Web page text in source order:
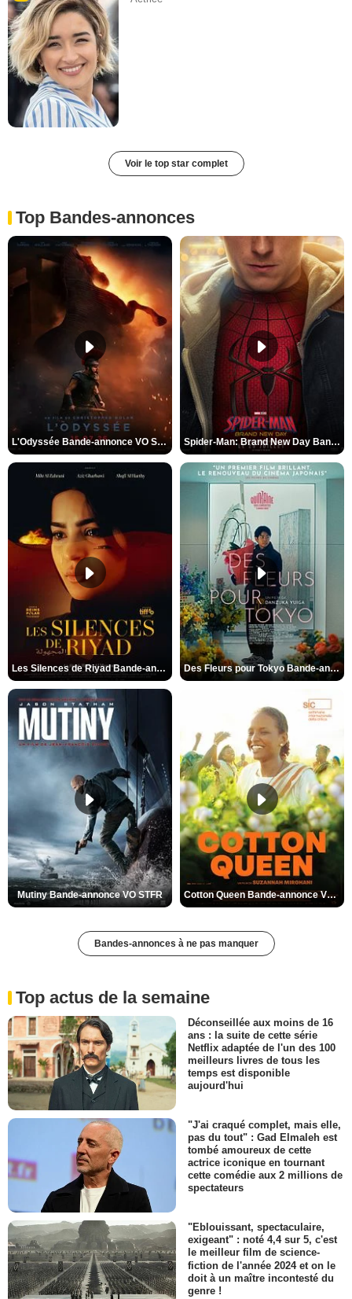
Voir le top star complet
Top Bandes-annonces
L'Odyssée Bande-annonce VO STFR Spider-Man: Brand New Day Bande-annonce VO STFR
Les Silences de Riyad Bande-annonce VO STFR Des Fleurs pour Tokyo Bande-annonce VO STFR
Mutiny Bande-annonce VO STFR Cotton Queen Bande-annonce VO STFR
Bandes-annonces à ne pas manquer
Top actus de la semaine
Déconseillée aux moins de 16
ans : la suite de cette série
Netflix adaptée de l'un des 100
meilleurs livres de tous les
temps est disponible
aujourd'hui
"J'ai craqué complet, mais elle,
pas du tout" : Gad Elmaleh est
tombé amoureux de cette
actrice iconique en tournant
cette comédie aux 2 millions de
spectateurs
"Eblouissant, spectaculaire,
exigeant" : noté 4,4 sur 5, c'est
le meilleur film de science-
fiction de l'année 2024 et on le
doit à un maître incontesté du
genre !